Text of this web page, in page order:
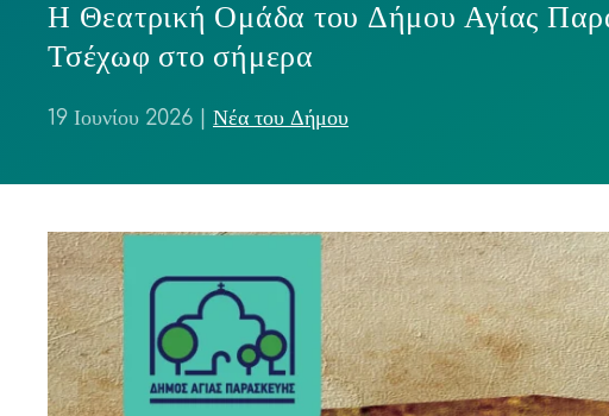
Η Θεατρική Ομάδα του Δήμου Αγίας
Τσέχωφ στο σήμερα
19 Ιουνίου 2026 Νέα του Δήμου